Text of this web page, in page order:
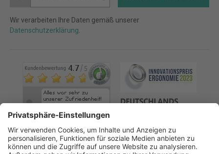
Wir verarbeiten Ihre Daten gemäß unserer
Datenschutzerklärung.